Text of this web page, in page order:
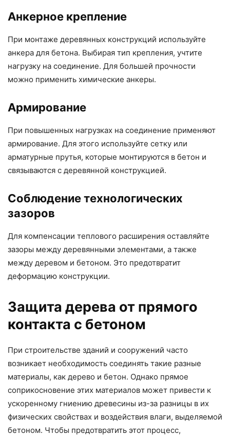
Анкерное крепление
При монтаже деревянных конструкций используйте
анкера для бетона. Выбирая тип крепления, учтите
нагрузку на соединение. Для большей прочности
можно применить химические анкеры.
Армирование
При повышенных нагрузках на соединение применяют
армирование. Для этого используйте сетку или
арматурные прутья, которые монтируются в бетон и
связываются с деревянной конструкцией.
Соблюдение технологических
зазоров
Для компенсации теплового расширения оставляйте
зазоры между деревянными элементами, а также
между деревом и бетоном. Это предотвратит
деформацию конструкции.
Защита дерева от прямого
контакта с бетоном
При строительстве зданий и сооружений часто
возникает необходимость соединять такие разные
материалы, как дерево и бетон. Однако прямое
соприкосновение этих материалов может привести к
ускоренному гниению древесины из-за разницы в их
физических свойствах и воздействия влаги, выделяемой
бетоном. Чтобы предотвратить этот процесс,